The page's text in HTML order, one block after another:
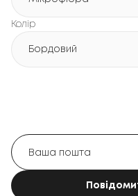
Колір
Бордовий